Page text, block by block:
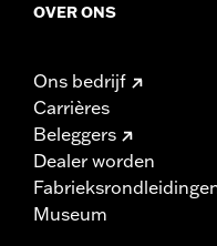
OVER ONS
Ons bedrijf
Carrières
Beleggers
Dealer worden
Museum